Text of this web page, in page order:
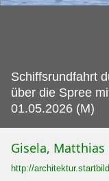
Schiffsrundfahrt
über die Spree
01.05.2026 (M)
Gisela, Matthias
http://